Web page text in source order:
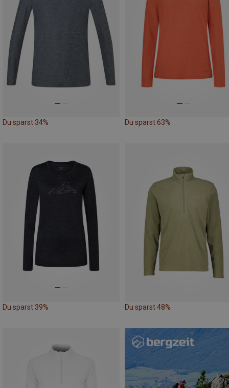
Du sparst 34% Du sparst 63%
Du sparst 39% Du sparst 48%